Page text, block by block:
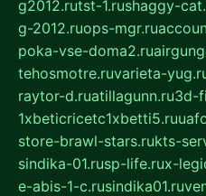
g2012.rutst-1.rushaggy-
g-2012.ruops-mgr.ru
poka-vse-doma2.ru
tehosmotre.ruvarieta-
raytor-d.ruatillagunn.ru3d-
1xbeticricetc1xbetti5.ru
store-brawl-stars.rukts-
sindika-01.rusp-life.rux-
e-abis-1-c.rusindika01.ru